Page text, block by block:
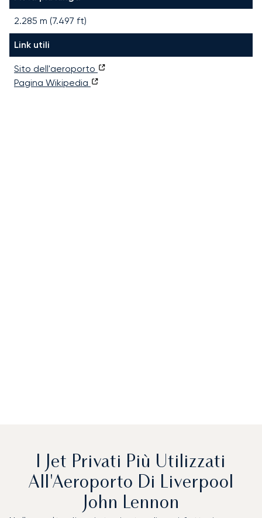
2.285 m (7.497 ft)
Link utili
Sito dell'aeroporto
Pagina Wikipedia
I Jet Privati Più Utilizzati
All'Aeroporto Di Liverpool
John Lennon